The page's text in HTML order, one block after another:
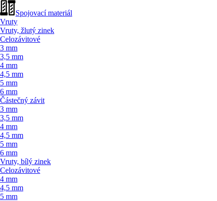
Spojovací materiál
Vruty
Vruty, žlutý zinek
Celozávitové
3 mm
3,5 mm
4 mm
4,5 mm
5 mm
6 mm
Částečný závit
3 mm
3,5 mm
4 mm
4,5 mm
5 mm
6 mm
Vruty, bílý zinek
Celozávitové
4 mm
4,5 mm
5 mm